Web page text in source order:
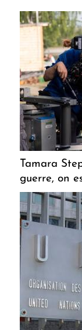
Tamara
guerre, on